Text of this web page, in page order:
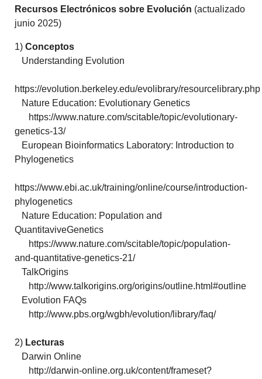
Recursos Electrónicos sobre Evolución (actualizado
junio 2025)
1)Conceptos
Understanding Evolution
https://evolution.berkeley.edu/evolibrary/resourcelibrary.php
Nature Education: Evolutionary Genetics
https://www.nature.com/scitable/topic/evolutionary-
genetics-13/
European Bioinformatics Laboratory: Introduction to
Phylogenetics
https://www.ebi.ac.uk/training/online/course/introduction-
phylogenetics
Nature Education: Population and
QuantitaviveGenetics
https://www.nature.com/scitable/topic/population-
and-quantitative-genetics-21/
TalkOrigins
http://www.talkorigins.org/origins/outline.html#outline
Evolution FAQs
http://www.pbs.org/wgbh/evolution/library/faq/
2) Lecturas
Darwin Online
http://darwin-online.org.uk/content/frameset?